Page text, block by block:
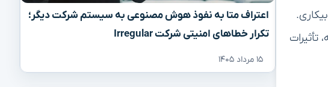
اعتراف متا به نفوذ هوش مصنوعی به سیستم شرکت دیگر؛
تکرار خطاهای امنیتی شرکت Irregular
۱۵ مرداد ۱۴۰۵